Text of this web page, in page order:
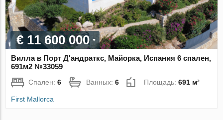
€ 11 600 000
Вилла в Порт Д'андраткс, Майорка, Испания 6 спален,
691м2 №33059
Спален:6 Ванных:6 Площадь:691 м²
First Mallorca